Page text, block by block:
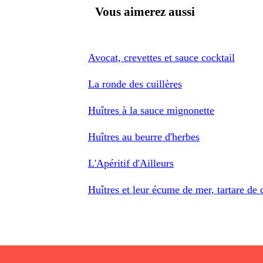
Vous aimerez aussi
Avocat, crevettes et sauce cocktail
La ronde des cuillères
Huîtres à la sauce mignonette
Huîtres au beurre d'herbes
L'Apéritif d'Ailleurs
Huîtres et leur écume de mer, tartare de